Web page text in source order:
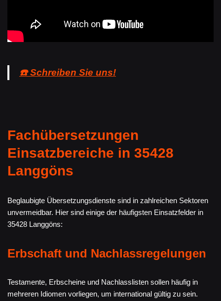
☎️ Schreiben Sie uns!
Fachübersetzungen
Einsatzbereiche in 35428
Langgöns
Beglaubigte Übersetzungsdienste sind in zahlreichen Sektoren
unvermeidbar. Hier sind einige der häufigsten Einsatzfelder in
35428 Langgöns:
Erbschaft und Nachlassregelungen
Testamente, Erbscheine und Nachlasslisten sollen häufig in
mehreren Idiomen vorliegen, um international gültig zu sein.